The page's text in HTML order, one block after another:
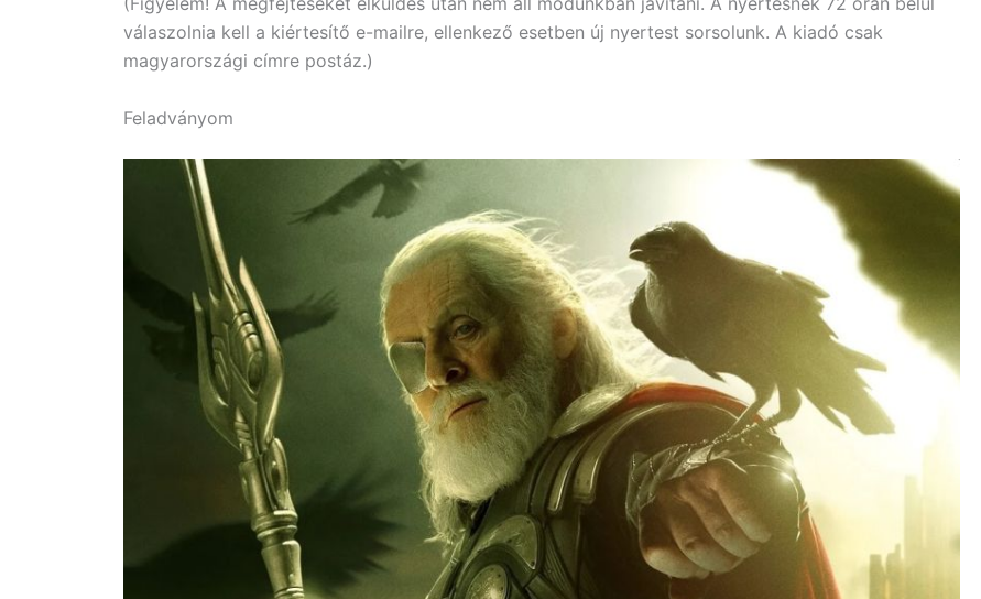
válaszolnia kell a kiértesítő e-mailre, ellenkező esetben új nyertest sorsolunk. A kiadó csak
magyarországi címre postáz.)
Feladványom